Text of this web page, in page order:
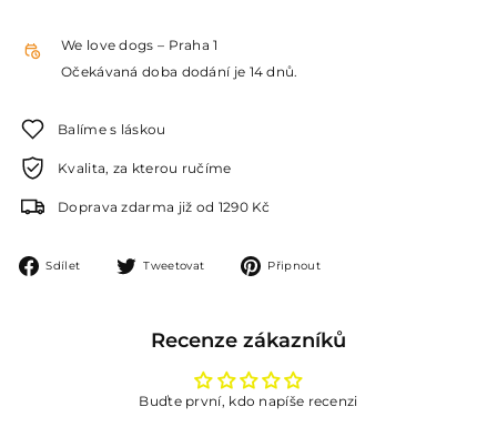
We love dogs – Praha 1
Očekávaná doba dodání je 14 dnů.
Balíme s láskou
Kvalita, za kterou ručíme
Doprava zdarma již od 1290 Kč
Sdílet
Sdílet
Tweetovat
TweetovatPřipnout
Recenze zákazníků
Buďte první, kdo napíše recenzi